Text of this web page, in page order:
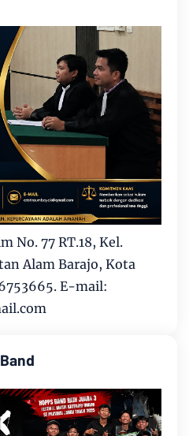
No. 77 RT.18, Kel.
Alam Barajo, Kota
E-mail: